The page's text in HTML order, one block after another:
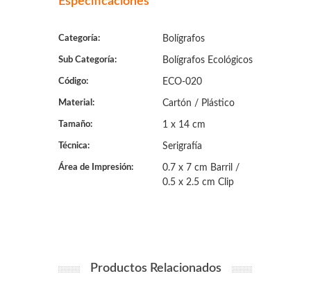
Categoría: Bolígrafos
Sub Categoría: Bolígrafos Ecológicos
Código: ECO-020
Material: Cartón / Plástico
Tamaño: 1 x 14 cm
Técnica: Serigrafía
Área de Impresión:
0.7 x 7 cm Barril /
0.5 x 2.5 cm Clip
Productos Relacionados